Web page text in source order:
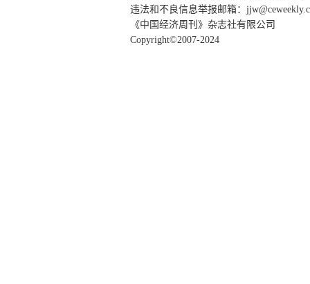
违法和不良信息举报邮箱：
《中国经济周刊》杂志社有限公司
Copyright©2007-2024